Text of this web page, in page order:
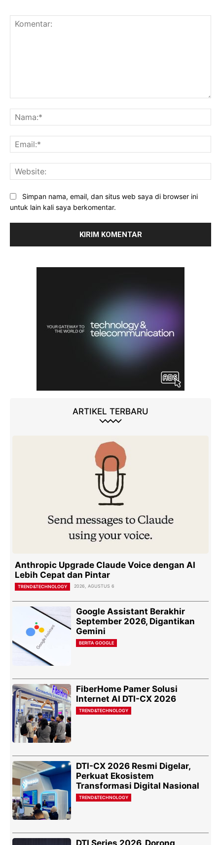
Simpan nama, email, dan situs web saya di browser ini
untuk lain kali saya berkomentar.
ARTIKEL TERBARU
Anthropic Upgrade Claude Voice dengan AI
Lebih Cepat dan Pintar
TREND&TECHNOLOGY 2026, AGUSTUS 6
Google Assistant Berakhir
September 2026, Digantikan
Gemini
BERITA GOOGLE
FiberHome Pamer Solusi
Internet AI DTI-CX 2026
TREND&TECHNOLOGY
DTI-CX 2026 Resmi Digelar,
Perkuat Ekosistem
Transformasi Digital Nasional
TREND&TECHNOLOGY